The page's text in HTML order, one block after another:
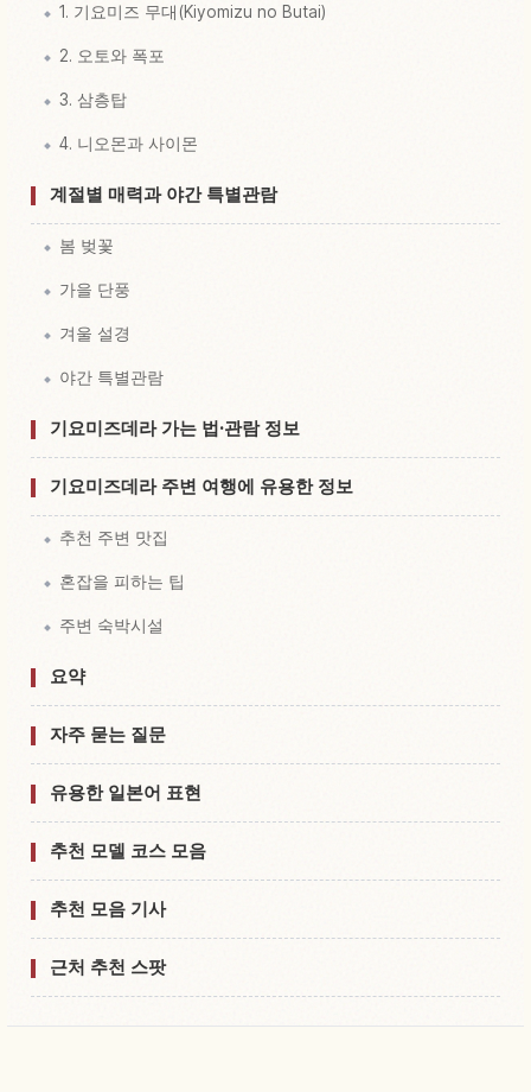
1. 기요미즈 무대(Kiyomizu no Butai)
2. 오토와 폭포
3. 삼층탑
4. 니오몬과 사이몬
계절별 매력과 야간 특별관람
봄 벚꽃
가을 단풍
겨울 설경
야간 특별관람
기요미즈데라 가는 법·관람 정보
기요미즈데라 주변 여행에 유용한 정보
추천 주변 맛집
혼잡을 피하는 팁
주변 숙박시설
요약
자주 묻는 질문
유용한 일본어 표현
추천 모델 코스 모음
추천 모음 기사
근처 추천 스팟